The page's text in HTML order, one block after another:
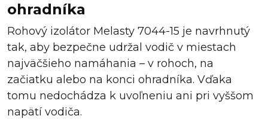
ohradníka
Rohový izolátor Melasty 7044-15 je navrhnutý
tak, aby bezpečne udržal vodič v miestach
najväčšieho namáhania – v rohoch, na
začiatku alebo na konci ohradníka. Vďaka
tomu nedochádza k uvoľneniu ani pri vyššom
napätí vodiča.